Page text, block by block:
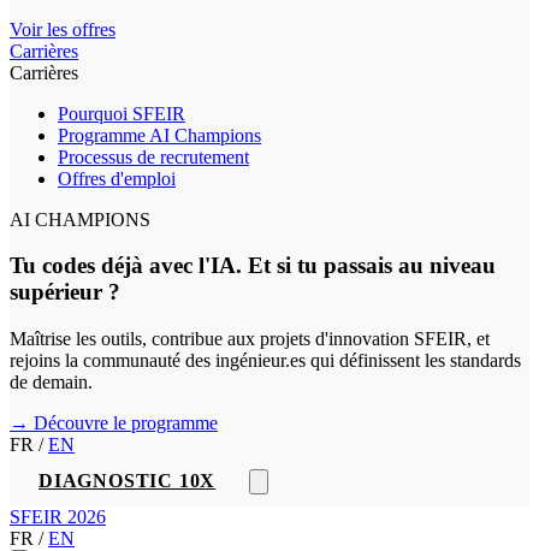
Voir les offres
Carrières
Carrières
Pourquoi SFEIR
Programme AI Champions
Processus de recrutement
Offres d'emploi
AI CHAMPIONS
Tu codes déjà avec l'IA. Et si tu passais au niveau
supérieur ?
Maîtrise les outils, contribue aux projets d'innovation SFEIR, et
rejoins la communauté des ingénieur.es qui définissent les standards
de demain.
→ Découvre le programme
FR / EN
DIAGNOSTIC 10X
SFEIR 2026
FR / EN